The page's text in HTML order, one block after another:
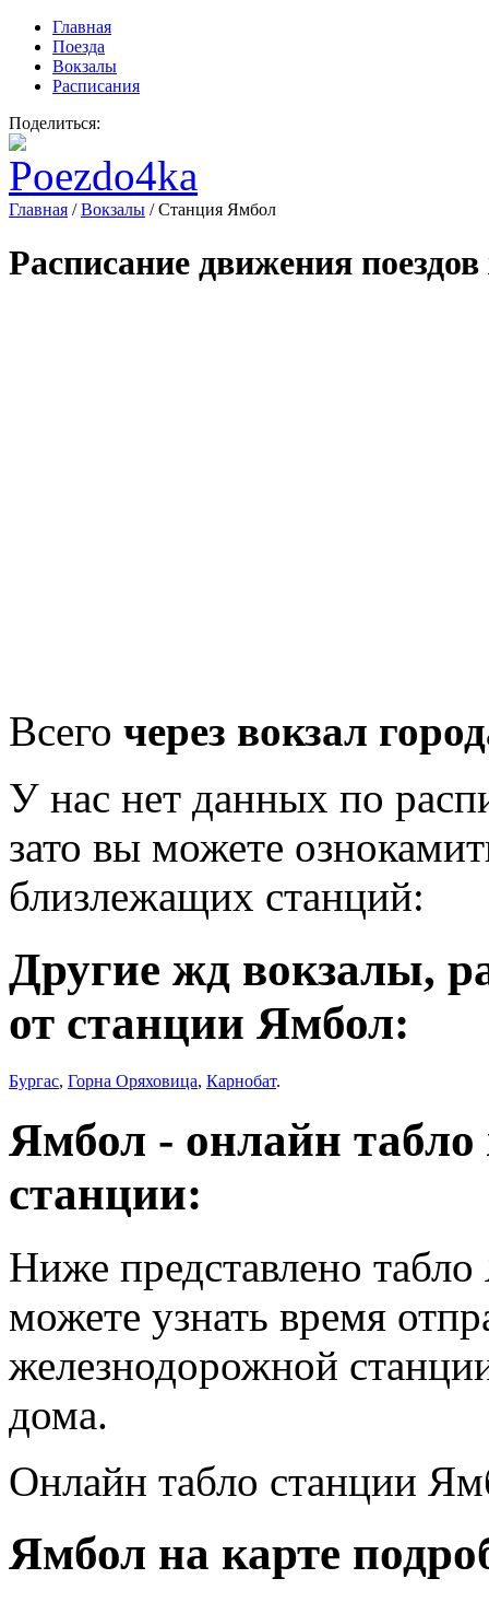
Главная
Поезда
Вокзалы
Расписания
Поделиться:
Главная /Вокзалы /Станция Ямбол
Расписание движения
Всего через вокзал
У нас нет данных по
зато вы можете
близлежащих станций:
Другие жд вокзалы,
от станции Ямбол:
Бургас, Горна Оряховица, Карнобат.
Ямбол - онлайн
станции:
Ниже представлено
можете узнать время
железнодорожной
дома.
Онлайн табло станции
Ямбол на карте